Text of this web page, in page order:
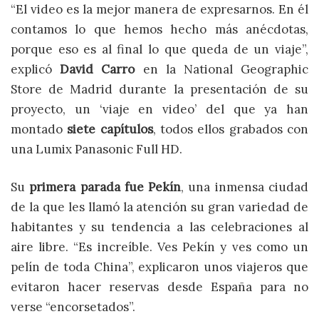
“El video es la mejor manera de expresarnos. En él
contamos lo que hemos hecho más anécdotas,
porque eso es al final lo que queda de un viaje”,
explicóDavid Carroen la National Geographic
Store de Madrid durante la presentación de su
proyecto, un ‘viaje en video’ del que ya han
montado siete capítulos, todos ellos grabados con
una Lumix Panasonic Full HD.
Su primera parada fue Pekín, una inmensa ciudad
de la que les llamó la atención su gran variedad de
habitantes y su tendencia a las celebraciones al
aire libre. “Es increíble. Ves Pekín y ves como un
pelín de toda China”, explicaron unos viajeros que
evitaron hacer reservas desde España para no
verse “encorsetados”.